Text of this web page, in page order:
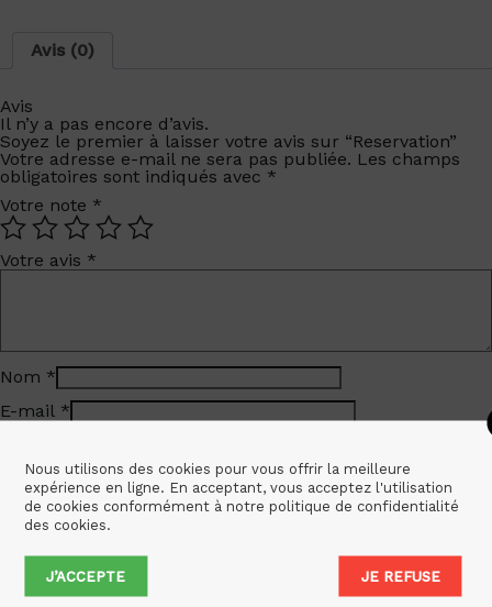
Avis (0)
Avis
Il n’y a pas encore d’avis.
Soyez le premier à laisser votre avis sur “Reservation”
Votre adresse e-mail ne sera pas publiée. Les champs
obligatoires sont indiqués avec *
Votre note *
Votre avis *
Nom *
E-mail *
Enregistrer mon nom, mon e-mail et mon site dans le
navigateur pour mon prochain commentaire.
Categories
Nous utilisons des cookies pour vous offrir la meilleure
expérience en ligne. En acceptant, vous acceptez l'utilisation
de cookies conformément à notre politique de confidentialité
des cookies.
J’ACCEPTE JE REFUSE